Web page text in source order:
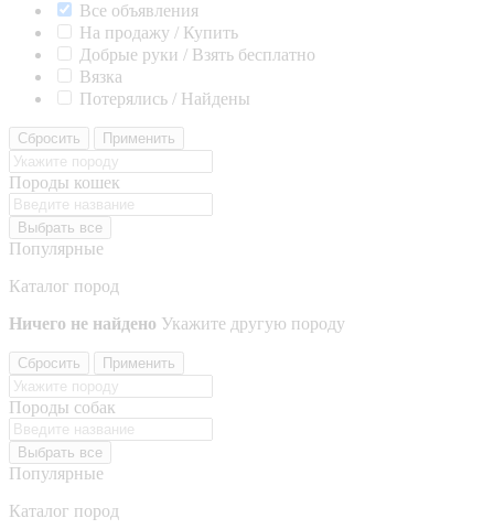
Все объявления
На продажу / Купить
Добрые руки / Взять бесплатно
Вязка
Потерялись / Найдены
Сбросить Применить
Породы кошек
Выбрать все
Популярные
Каталог пород
Ничего не найдено Укажите другую породу
Сбросить Применить
Породы собак
Выбрать все
Популярные
Каталог пород